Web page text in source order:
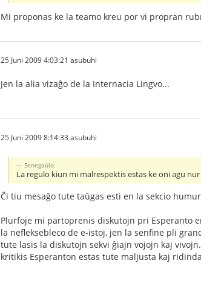
Mi proponas ke la teamo kreu por vi propran
25 Juni 2009 4:03:21 asubuhi
Jen la alia vizaĝo de la Internacia Lingvo...
25 Juni 2009 8:14:33 asubuhi
Senegaùlo:
La regulo kiun mi malrespektis estas ke oni agu
Ĉi tiu mesaĝo tute taŭgas esti en la sekcio
Plurfoje mi partoprenis diskutojn pri Esperanto
la nefleksebleco de e-istoj, jen la senfine pli
tute lasis la diskutojn sekvi ĝiajn vojojn kaj
kritikis Esperanton estas tute maljusta kaj